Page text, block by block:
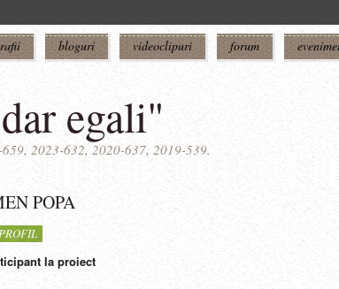
bloguri videoclipuri forum
egali"
2023-632, 2020-637, 2019-539.
POPA
la proiect